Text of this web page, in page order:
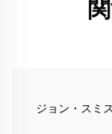
ジョン・スミス